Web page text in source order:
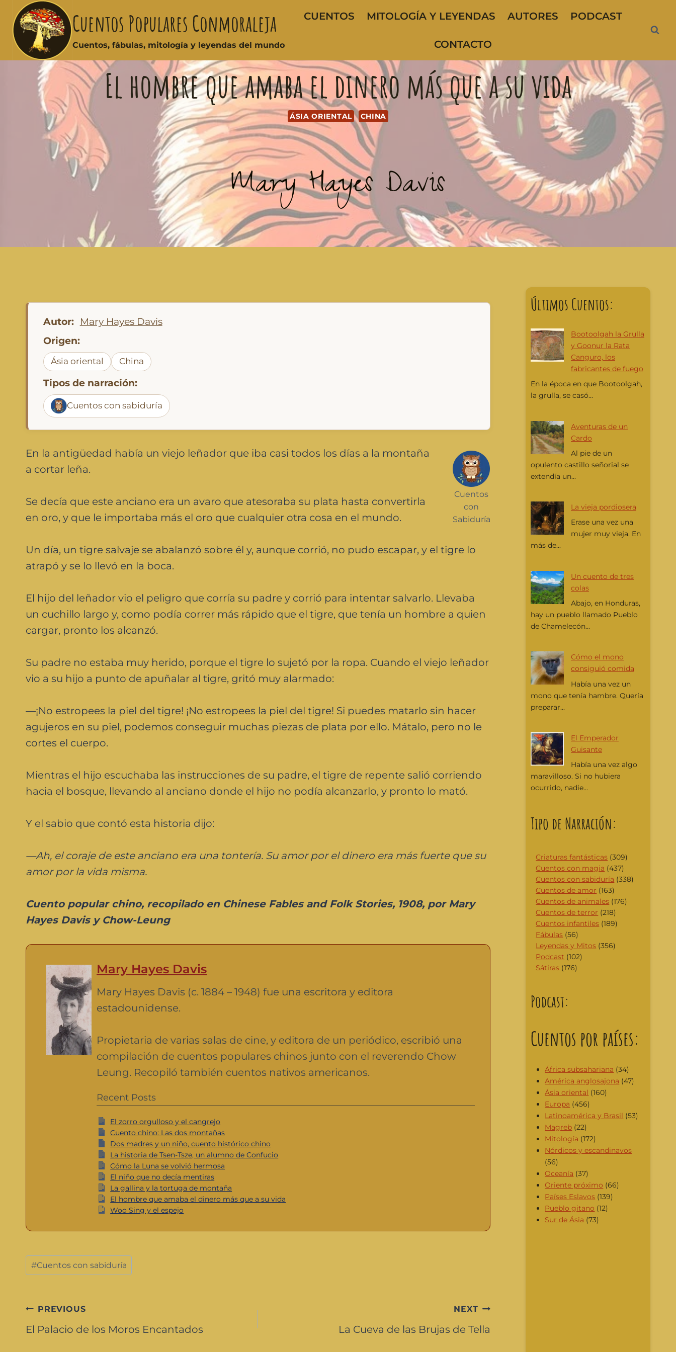
Cuentos Populares Conmoraleja
Cuentos, fábulas, mitología y leyendas del mundo
CUENTOS MITOLOGÍA Y LEYENDAS AUTORES PODCAST
CONTACTO
El hombre que amaba el dinero más que a su vida
ÁSIA ORIENTAL CHINA
Mary Hayes Davis
Autor:
Mary Hayes Davis
Origen:
Ásia oriental China
Tipos de narración:
Cuentos con sabiduría
Cuentos
con
Sabiduría
En la antigüedad había un viejo leñador que iba casi todos los días a la montaña
a cortar leña.
Se decía que este anciano era un avaro que atesoraba su plata hasta convertirla
en oro, y que le importaba más el oro que cualquier otra cosa en el mundo.
Un día, un tigre salvaje se abalanzó sobre él y, aunque corrió, no pudo escapar, y el tigre lo
atrapó y se lo llevó en la boca.
El hijo del leñador vio el peligro que corría su padre y corrió para intentar salvarlo. Llevaba
un cuchillo largo y, como podía correr más rápido que el tigre, que tenía un hombre a quien
cargar, pronto los alcanzó.
Su padre no estaba muy herido, porque el tigre lo sujetó por la ropa. Cuando el viejo leñador
vio a su hijo a punto de apuñalar al tigre, gritó muy alarmado:
—¡No estropees la piel del tigre! ¡No estropees la piel del tigre! Si puedes matarlo sin hacer
agujeros en su piel, podemos conseguir muchas piezas de plata por ello. Mátalo, pero no le
cortes el cuerpo.
Mientras el hijo escuchaba las instrucciones de su padre, el tigre de repente salió corriendo
hacia el bosque, llevando al anciano donde el hijo no podía alcanzarlo, y pronto lo mató.
Y el sabio que contó esta historia dijo:
—Ah, el coraje de este anciano era una tontería. Su amor por el dinero era más fuerte que su
amor por la vida misma.
Cuento popular chino, recopilado en Chinese Fables and Folk Stories, 1908, por Mary
Hayes Davis y Chow-Leung
Mary Hayes Davis
Mary Hayes Davis (c. 1884 – 1948) fue una escritora y editora
estadounidense.
Propietaria de varias salas de cine, y editora de un periódico, escribió una
compilación de cuentos populares chinos junto con el reverendo Chow
Leung. Recopiló también cuentos nativos americanos.
Recent Posts
El zorro orgulloso y el cangrejo
Cuento chino: Las dos montañas
Dos madres y un niño, cuento histórico chino
La historia de Tsen-Tsze, un alumno de Confucio
Cómo la Luna se volvió hermosa
El niño que no decía mentiras
La gallina y la tortuga de montaña
El hombre que amaba el dinero más que a su vida
Woo Sing y el espejo
#Cuentos con sabiduría
PREVIOUS
El Palacio de los Moros Encantados
NEXT
La Cueva de las Brujas de Tella
Últimos Cuentos:
Bootoolgah la Grulla
y Goonur la Rata
Canguro, los
fabricantes de fuego
En la época en que Bootoolgah,
la grulla, se casó...
Aventuras de un
Cardo
Al pie de un
opulento castillo señorial se
extendía un...
La vieja pordiosera
Erase una vez una
mujer muy vieja. En
más de...
Un cuento de tres
colas
Abajo, en Honduras,
hay un pueblo llamado Pueblo
de Chamelecón...
Cómo el mono
consiguió comida
Había una vez un
mono que tenía hambre. Quería
preparar...
El Emperador
Guisante
Había una vez algo
maravilloso. Si no hubiera
ocurrido, nadie...
Tipo de Narración:
Criaturas fantásticas (309)
Cuentos con magia (437)
Cuentos con sabiduría (338)
Cuentos de amor (163)
Cuentos de animales (176)
Cuentos de terror (218)
Cuentos infantiles (189)
Fábulas (56)
Leyendas y Mitos (356)
Podcast (102)
Sátiras (176)
Podcast:
Cuentos por países:
África subsahariana (34)
América anglosajona (47)
Ásia oriental (160)
Europa (456)
Latinoamérica y Brasil (53)
Magreb (22)
Mitología (172)
Nórdicos y escandinavos
(56)
Oceanía (37)
Oriente próximo (66)
Países Eslavos (139)
Pueblo gitano (12)
Sur de Ásia (73)